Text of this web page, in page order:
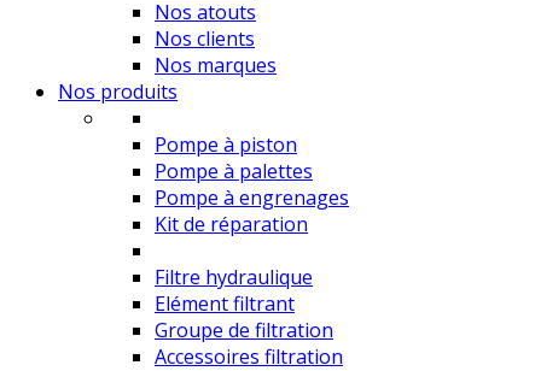
Nos atouts
Nos clients
Nos marques
Nos produits
Pompe à piston
Pompe à palettes
Pompe à engrenages
Kit de réparation
Filtre hydraulique
Elément filtrant
Groupe de filtration
Accessoires filtration